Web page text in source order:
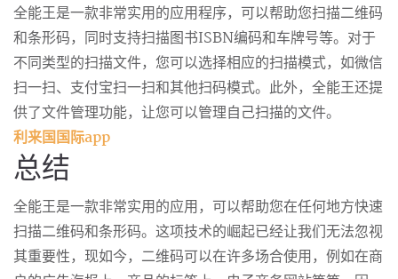
全能王是一款非常实用的应用程序，可以帮助您扫描二维码
和条形码，同时支持扫描图书ISBN编码和车牌号等。对于
不同类型的扫描文件，您可以选择相应的扫描模式，如微信
扫一扫、支付宝扫一扫和其他扫码模式。此外，全能王还提
供了文件管理功能，让您可以管理自己扫描的文件。
利来国国际app
总结
全能王是一款非常实用的应用，可以帮助您在任何地方快速
扫描二维码和条形码。这项技术的崛起已经让我们无法忽视
其重要性，现如今，二维码可以在许多场合使用，例如在商